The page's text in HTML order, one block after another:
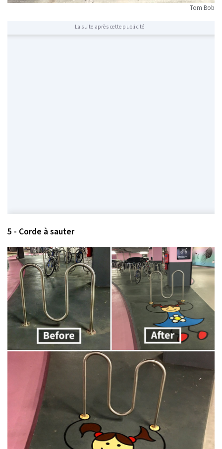
Tom Bob
La suite après cette publicité
5 - Corde à sauter